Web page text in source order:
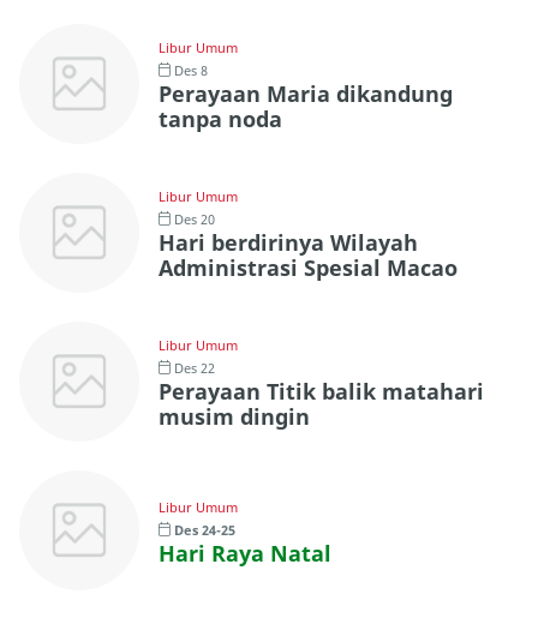
Libur Umum
Des 8
Perayaan Maria dikandung
tanpa noda
Libur Umum
Des 20
Hari berdirinya Wilayah
Administrasi Spesial Macao
Libur Umum
Des 22
Perayaan Titik balik matahari
musim dingin
Libur Umum
Des 24-25
Hari Raya Natal